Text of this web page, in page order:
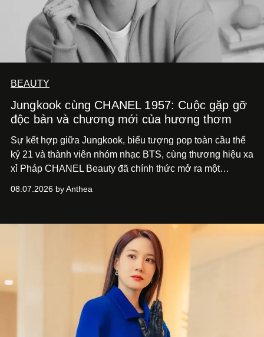
BEAUTY
Jungkook cùng CHANEL 1957: Cuộc gặp gỡ
độc bản và chương mới của hương thơm
Sự kết hợp giữa Jungkook, biểu tượng pop toàn cầu thế
kỷ 21 và thành viên nhóm nhạc BTS, cùng thương hiệu xa
xỉ Pháp CHANEL Beauty đã chính thức mở ra một
hoa cao cấp 1957.
08.07.2026 by Anthea